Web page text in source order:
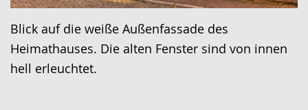
Blick auf die weiße Außenfassade des
Heimathauses. Die alten Fenster sind von innen
hell erleuchtet.